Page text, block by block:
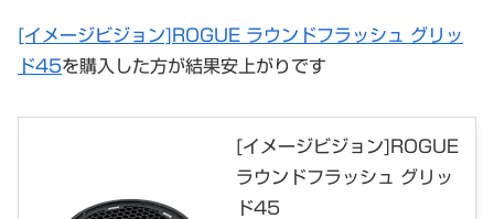
[イメージビジョン]ROGUE ラウンドフラッシュ グリッ
ド45を購入した方が結果安上がりです
[イメージビジョン]ROGUE
ラウンドフラッシュ グリッ
ド45